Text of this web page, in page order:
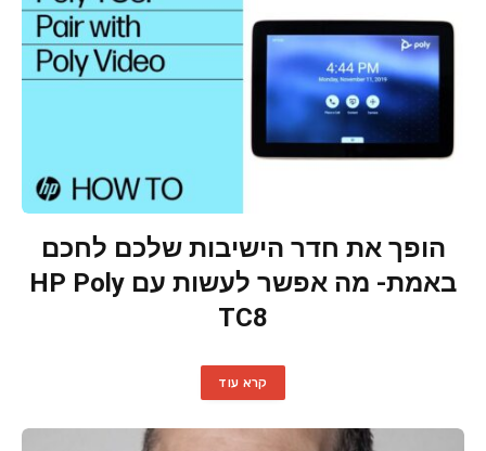
הופך את חדר הישיבות שלכם לחכם
באמת- מה אפשר לעשות עם HP Poly
TC8
קרא עוד